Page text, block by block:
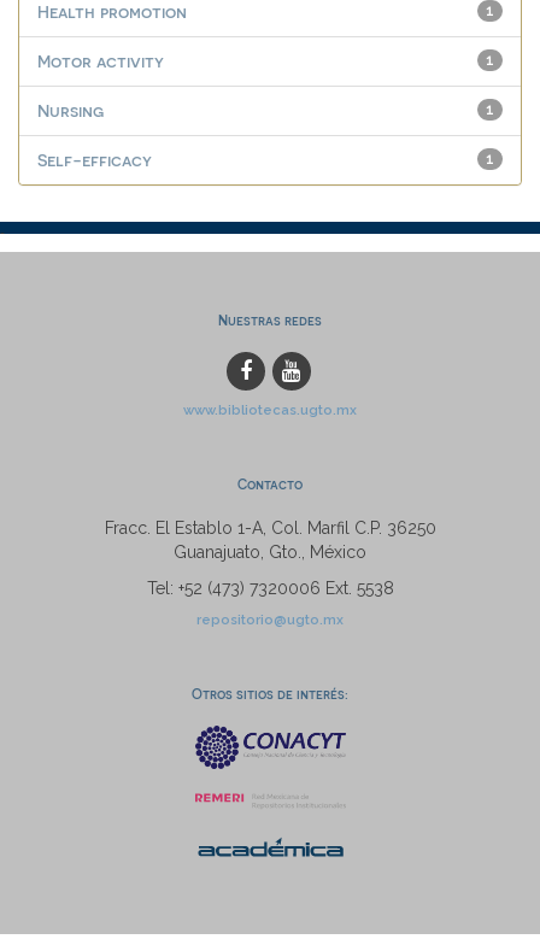
1
Health promotion
1
Motor activity
1
Nursing
1
Self-efficacy
Nuestras redes
www.bibliotecas.ugto.mx
Contacto
Fracc. El Establo 1-A, Col. Marfil C.P. 36250
Guanajuato, Gto., México
Tel: +52 (473) 7320006 Ext. 5538
repositorio@ugto.mx
Otros sitios de interés: